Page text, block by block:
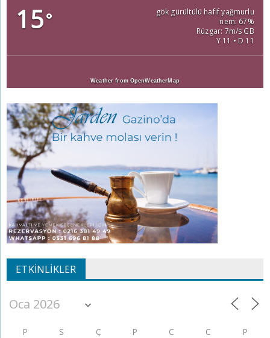
15°
gök gürültülü hafif yağmurlu
nem: 67%
Rüzgar: 7m/s GB
Y 11 • D 11
Weather from OpenWeatherMap
ETKINLIKLER
P S Ç P C C P